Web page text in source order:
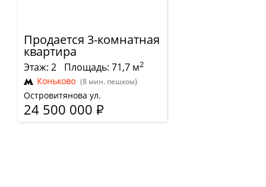
Продается 3-комнатная
квартира
Этаж: 2 Площадь: 71,7 м2
Коньково (8 мин. пешком)
Островитянова ул.
24 500 000 Р